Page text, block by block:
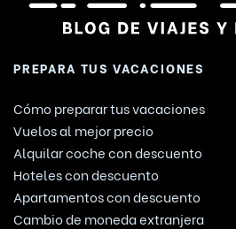
PREPARA TUS VACACIONES
Cómo preparar tus vacaciones
Vuelos al mejor precio
Alquilar coche con descuento
Hoteles con descuento
Apartamentos con descuento
Cambio de moneda extranjera